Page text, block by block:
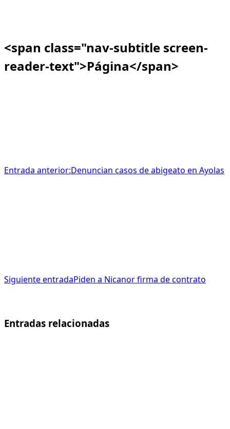
<span class="nav-subtitle screen-
reader-text">Página</span>
Entrada anterior:Denuncian casos de abigeato en Ayolas
Siguiente entradaPiden a Nicanor firma de contrato
Entradas relacionadas